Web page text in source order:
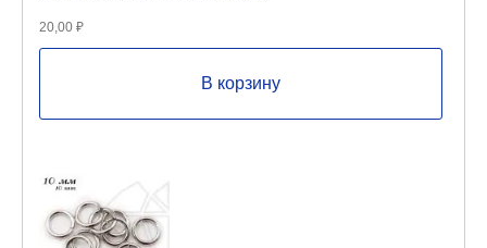
20,00 ₽
В корзину